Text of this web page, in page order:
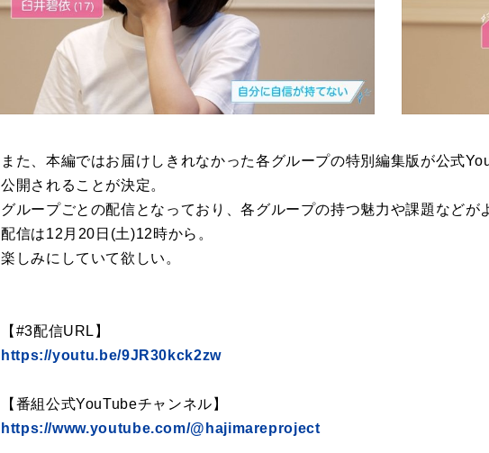
また、本編ではお届けしきれなかった各グループの特別編集版が公式
公開されることが決定。
グループごとの配信となっており、各グループの持つ魅力や課題などが
配信は12月20日(土)12時から。
楽しみにしていて欲しい。
【#3配信URL】
https://youtu.be/9JR30kck2zw
【番組公式YouTubeチャンネル】
https://www.youtube.com/@hajimareproject